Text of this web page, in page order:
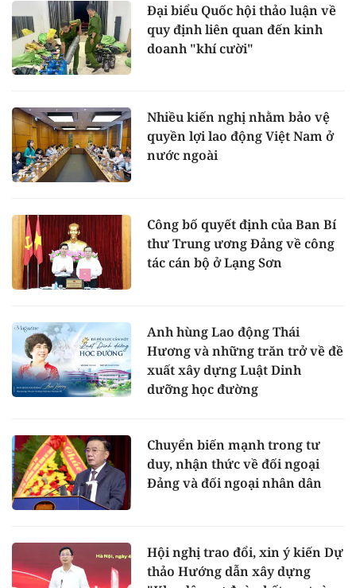
Đại biểu Quốc hội thảo luận về
quy định liên quan đến kinh
doanh "khí cười"
Nhiều kiến nghị nhằm bảo vệ
quyền lợi lao động Việt Nam ở
nước ngoài
Công bố quyết định của Ban Bí
thư Trung ương Đảng về công
tác cán bộ ở Lạng Sơn
Anh hùng Lao động Thái
Hương và những trăn trở về đề
xuất xây dựng Luật Dinh
dưỡng học đường
Chuyển biến mạnh trong tư
duy, nhận thức về đối ngoại
Đảng và đối ngoại nhân dân
Hội nghị trao đổi, xin ý kiến Dự
thảo Hướng dẫn xây dựng